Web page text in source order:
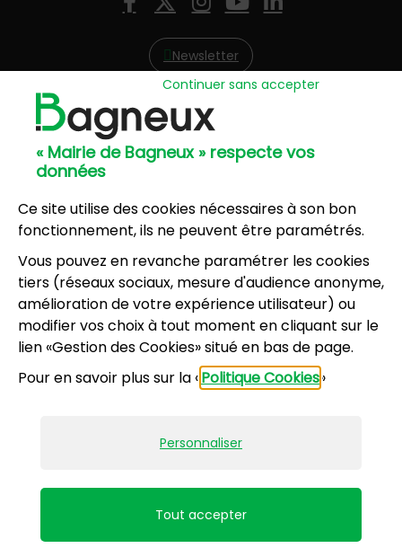
« Mairie de Bagneux » respecte vos
données
Ce site utilise des cookies nécessaires à son bon
fonctionnement, ils ne peuvent être paramétrés.
Vous pouvez en revanche paramétrer les cookies
tiers (réseaux sociaux, mesure d'audience anonyme,
amélioration de votre expérience utilisateur) ou
modifier vos choix à tout moment en cliquant sur le
lien «Gestion des Cookies» situé en bas de page.
Pour en savoir plus sur la «Politique Cookies»
Personnaliser
Continuer sans accepter
Tout accepter
Facebook
X (Twitter)
Instagram
YouTube
LinkedIn
Newsletter
Hôtel de Ville
57, avenue Henri Ravera - 92220 Bagneux
01 42 31 60 00
8, résidence du Port Galand - 92220 Bagneux
01 45 47 62 00
NOUS CONTACTER
Horaires d’ouverture:
Lundi, mercredi, jeudi, vendredi : 8h30-12h et
13h30-17h
Samedi : 9h-12h pour le service État civil (hors
vacances scolaires)
Accessibilité : partiellement conforme
Politiques de confidentialité